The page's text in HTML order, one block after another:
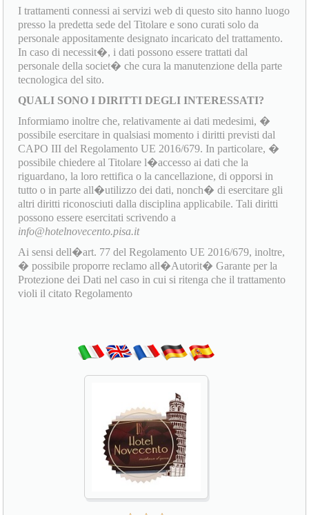
I trattamenti connessi ai servizi web di questo sito hanno luogo
presso la predetta sede del Titolare e sono curati solo da
personale appositamente designato incaricato del trattamento.
In caso di necessit�, i dati possono essere trattati dal
personale della societ� che cura la manutenzione della parte
tecnologica del sito.
QUALI SONO I DIRITTI DEGLI INTERESSATI?
Informiamo inoltre che, relativamente ai dati medesimi, �
possibile esercitare in qualsiasi momento i diritti previsti dal
CAPO III del Regolamento UE 2016/679. In particolare, �
possibile chiedere al Titolare l�accesso ai dati che la
riguardano, la loro rettifica o la cancellazione, di opporsi in
tutto o in parte all�utilizzo dei dati, nonch� di esercitare gli
altri diritti riconosciuti dalla disciplina applicabile. Tali diritti
possono essere esercitati scrivendo a
info@hotelnovecento.pisa.it
Ai sensi dell�art. 77 del Regolamento UE 2016/679, inoltre,
� possibile proporre reclamo all�Autorit� Garante per la
Protezione dei Dati nel caso in cui si ritenga che il trattamento
violi il citato Regolamento